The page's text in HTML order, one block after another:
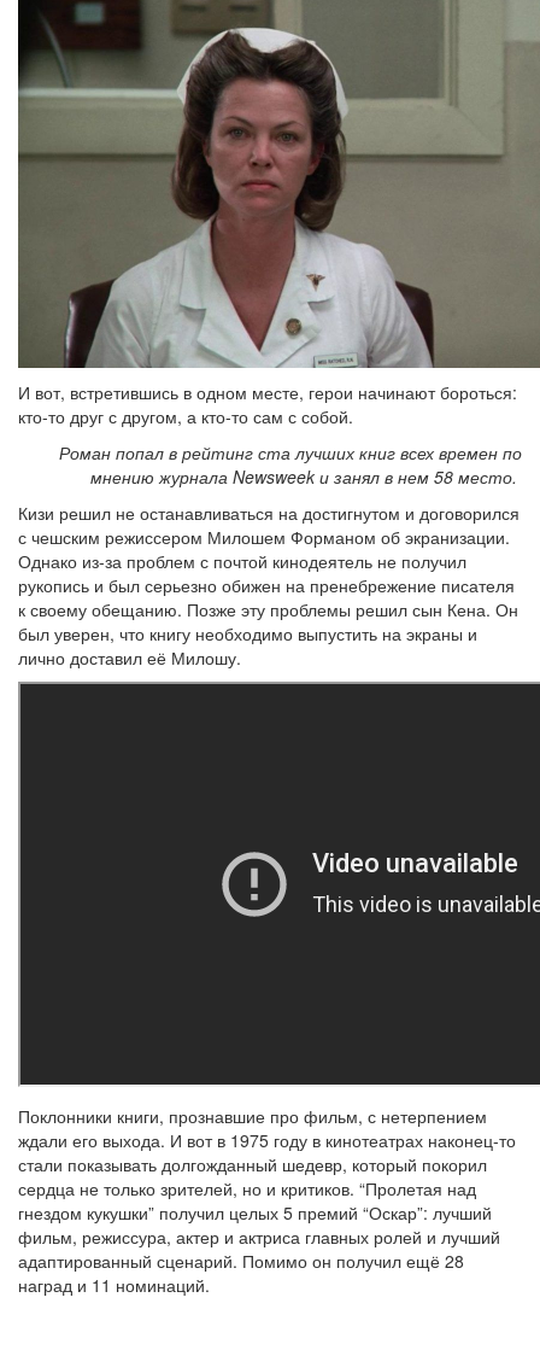
И вот, встретившись в одном месте, герои начинают бороться:
кто-то друг с другом, а кто-то сам с собой.
Роман попал в рейтинг ста лучших книг всех времен по
мнению журнала Newsweek и занял в нем 58 место.
Кизи решил не останавливаться на достигнутом и договорился
с чешским режиссером Милошем Форманом об экранизации.
Однако из-за проблем с почтой кинодеятель не получил
рукопись и был серьезно обижен на пренебрежение писателя
к своему обещанию. Позже эту проблемы решил сын Кена. Он
был уверен, что книгу необходимо выпустить на экраны и
лично доставил её Милошу.
Поклонники книги, прознавшие про фильм, с нетерпением
ждали его выхода. И вот в 1975 году в кинотеатрах наконец-то
стали показывать долгожданный шедевр, который покорил
сердца не только зрителей, но и критиков. “Пролетая над
гнездом кукушки” получил целых 5 премий “Оскар”: лучший
фильм, режиссура, актер и актриса главных ролей и лучший
адаптированный сценарий. Помимо он получил ещё 28
наград и 11 номинаций.